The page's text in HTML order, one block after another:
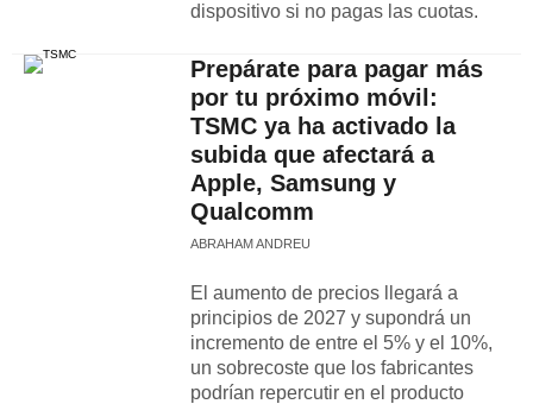
dispositivo si no pagas las cuotas.
Prepárate para pagar más
por tu próximo móvil:
TSMC ya ha activado la
subida que afectará a
Apple, Samsung y
Qualcomm
ABRAHAM ANDREU
El aumento de precios llegará a
principios de 2027 y supondrá un
incremento de entre el 5% y el 10%,
un sobrecoste que los fabricantes
podrían repercutir en el producto